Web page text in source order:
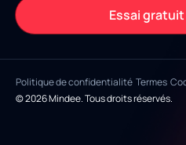
Essai gratuit
© 2026 Mindee. Tous droits réservés.
Politique de confidentialité Termes